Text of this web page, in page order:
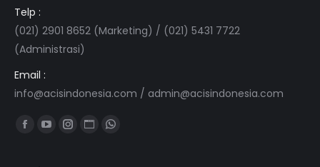
Telp :
(021) 2901 8652 (Marketing) / (021) 5431 7722
(Administrasi)
Email :
info@acisindonesia.com / admin@acisindonesia.com
Find us on:
FacebookYouTube
Instagram
WebsiteWhatsapp